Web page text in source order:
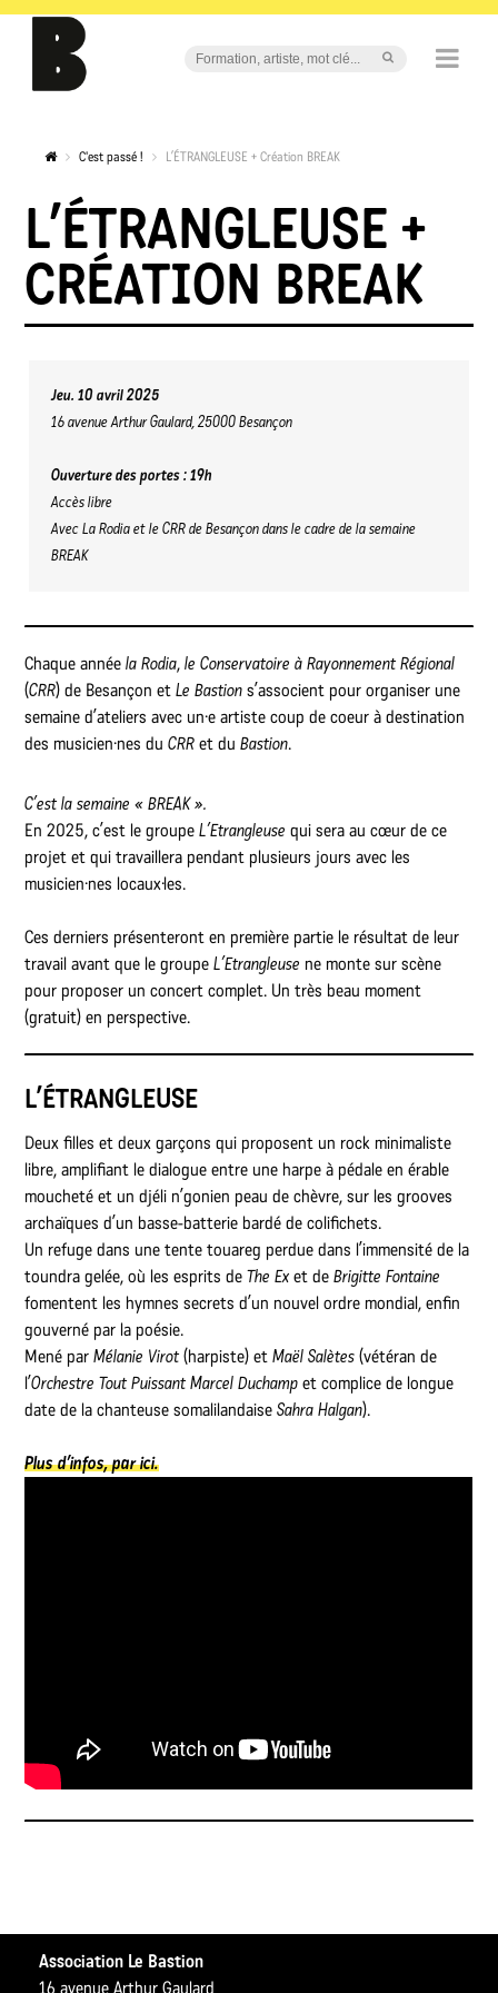
C'est passé ! L’ÉTRANGLEUSE + Création BREAK
L’ÉTRANGLEUSE +
CRÉATION BREAK
Jeu. 10 avril 2025
16 avenue Arthur Gaulard, 25000 Besançon
Ouverture des portes : 19h
Accès libre
Avec La Rodia et le CRR de Besançon dans le cadre de la semaine
BREAK
Chaque annéela Rodia,le Conservatoire à Rayonnement Régional
(CRR) de Besançon etLe Bastion s’associent pour organiser une
semaine d’ateliers avec un·e artiste coup de coeur à destination
des musicien·nes duCRRet duBastion.
C’est la semaine « BREAK ».
En 2025, c’est le groupeL’Etrangleuse qui sera au cœur de ce
projet et qui travaillera pendant plusieurs jours avec les
musicien·nes locaux·les.
Ces derniers présenteront en première partie le résultat de leur
travail avant que le groupeL’Etrangleuse ne monte sur scène
pour proposer un concert complet. Un très beau moment
(gratuit) en perspective.
L’ÉTRANGLEUSE
Deux filles et deux garçons qui proposent un rock minimaliste
libre, amplifiant le dialogue entre une harpe à pédale en érable
moucheté et un djéli n’gonien peau de chèvre, sur les grooves
archaïques d’un basse-batterie bardé de colifichets.
Un refuge dans une tente touareg perdue dans l’immensité de la
toundra gelée, où les esprits deThe Ex et deBrigitte Fontaine
fomentent les hymnes secrets d’un nouvel ordre mondial, enfin
gouverné par la poésie.
Mené parMélanie Virot (harpiste) etMaël Salètes (vétéran de
l’Orchestre Tout Puissant Marcel Duchamp et complice de longue
date de la chanteuse somalilandaiseSahra Halgan).
Plus d’infos, par ici.
Association Le Bastion
16 avenue Arthur Gaulard